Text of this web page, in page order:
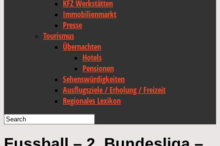
KFZ Werkstätten
Immobilienmarkt
Presse
Tourismus
Übernachten
Hotels
Pensionen
Sehenswürdigkeiten
Ausflugsziele / Erholung / Freizeit
Regionales Lexikon